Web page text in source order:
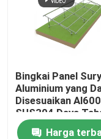
Bingkai Panel
Aluminium yang
Disesuaikan
SUS304 Daya
Tinggi
Harga